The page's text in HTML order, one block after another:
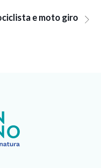
e moto giro